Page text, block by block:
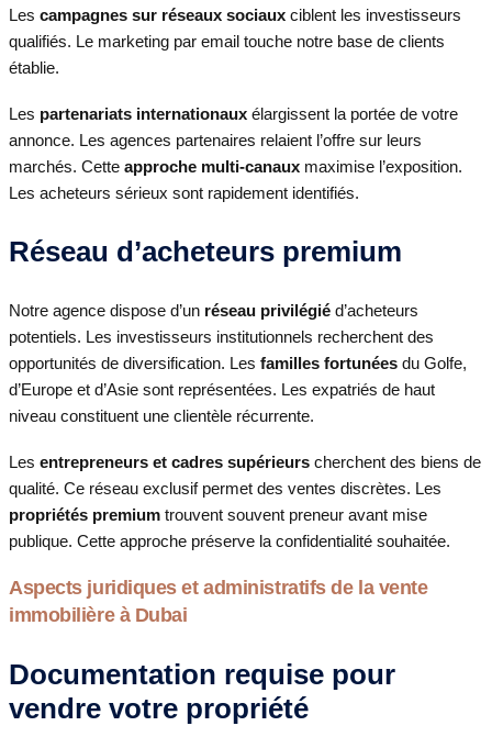
Les campagnes sur réseaux sociaux ciblent les investisseurs
qualifiés. Le marketing par email touche notre base de clients
établie.
Les partenariats internationaux élargissent la portée de votre
annonce. Les agences partenaires relaient l’offre sur leurs
marchés. Cette approche multi-canaux maximise l’exposition.
Les acheteurs sérieux sont rapidement identifiés.
Réseau d’acheteurs premium
Notre agence dispose d’un réseau privilégié d’acheteurs
potentiels. Les investisseurs institutionnels recherchent des
opportunités de diversification. Les familles fortunées du Golfe,
d’Europe et d’Asie sont représentées. Les expatriés de haut
niveau constituent une clientèle récurrente.
Les entrepreneurs et cadres supérieurs cherchent des biens de
qualité. Ce réseau exclusif permet des ventes discrètes. Les
propriétés premium trouvent souvent preneur avant mise
publique. Cette approche préserve la confidentialité souhaitée.
Aspects juridiques et administratifs de la vente
immobilière à Dubai
Documentation requise pour
vendre votre propriété